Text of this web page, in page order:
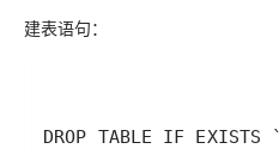
建表语句：